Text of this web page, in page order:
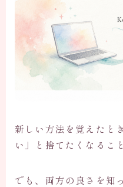
新しい方法を覚えたと
い」と捨てたくなるこ
でも、両方の良さを知